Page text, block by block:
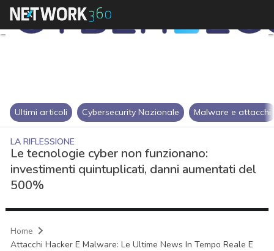
Ultimi articoli Cybersecurity Nazionale Malware e attacchi
LA RIFLESSIONE
Le tecnologie cyber non funzionano:
investimenti quintuplicati, danni aumentati del
500%
Home
Attacchi Hacker E Malware: Le Ultime News In Tempo Reale E